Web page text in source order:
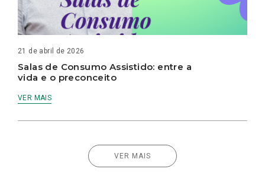
21 de abril de 2026
Salas de Consumo Assistido: entre a
vida e o preconceito
VER MAIS
VER MAIS